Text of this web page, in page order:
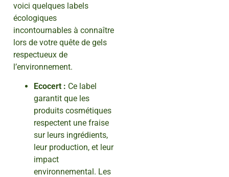
voici quelques labels
écologiques
incontournables à connaître
lors de votre quête de gels
respectueux de
l’environnement.
Ecocert : Ce label
garantit que les
produits cosmétiques
respectent une fraise
sur leurs ingrédients,
leur production, et leur
impact
environnemental. Les